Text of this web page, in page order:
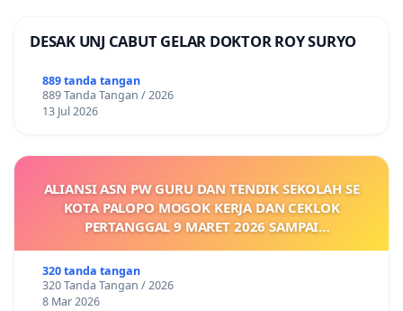
DESAK UNJ CABUT GELAR DOKTOR ROY SURYO
889 tanda tangan
889 Tanda Tangan / 2026
13 Jul 2026
ALIANSI ASN PW GURU DAN TENDIK SEKOLAH SE
KOTA PALOPO MOGOK KERJA DAN CEKLOK
PERTANGGAL 9 MARET 2026 SAMPAI
KEJELASAN SUMBER GAJI POKOK
320 tanda tangan
320 Tanda Tangan / 2026
8 Mar 2026